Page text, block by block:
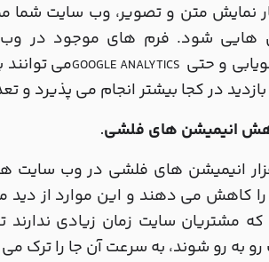
نمایش متن و تصویر، وب سایت شما
هایی شود. فرم های موجود در وب
و حتی GOOGLE ANALYTICSمی
در کجا بیشتر انجام می پذیرد و
.
انیمیشن های فلشی در وب سایت
کاهش می دهند و این موارد از دید
که مشتریان سایت زمان زیادی
به رو شوند، به سرعت آن جا را ترک می